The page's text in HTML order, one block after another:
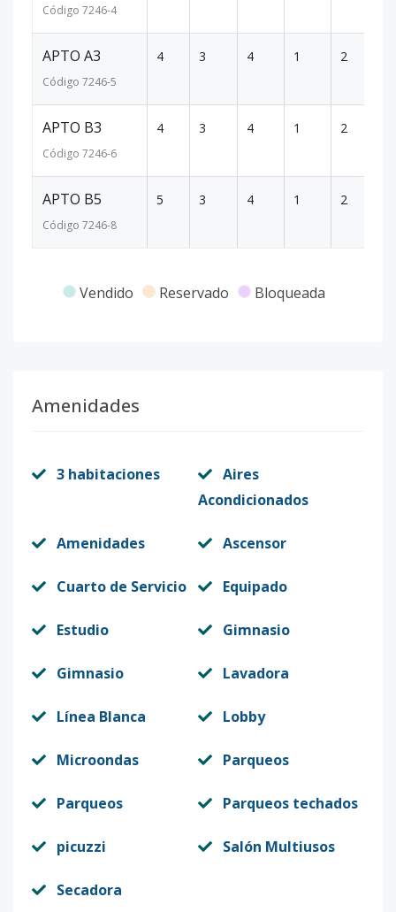
Código 7246-4
APTO A3
Código 7246-5
4 3 4 1 2
APTO B3
Código 7246-6
4 3 4 1 2
APTO B5
Código 7246-8
5 3 4 1 2
Vendido Reservado Bloqueada
Amenidades
3 habitaciones
Aires
Acondicionados
Amenidades Ascensor
Cuarto de Servicio Equipado
Estudio Gimnasio
Gimnasio Lavadora
Línea Blanca Lobby
Microondas Parqueos
Parqueos Parqueos techados
picuzzi Salón Multiusos
Secadora